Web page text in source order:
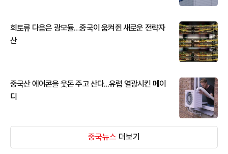
희토류 다음은 광모듈…중국이 움켜쥔 새로운 전략자
산
중국산 에어콘을 웃돈 주고 산다...유럽 열광시킨 메이
디
중국뉴스 더보기